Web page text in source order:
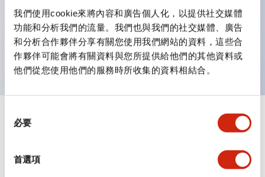
我們使用cookie來將內容和廣告個人化，以提供社交媒體
功能和分析我們的流量。我們也與我們的社交媒體、廣告
和分析合作夥伴分享有關您使用我們網站的資料，這些合
作夥伴可能會將有關資料與您所提供給他們的其他資料或
他們從您使用他們的服務時所收集的資料相結合。
必要
首選項
按鈕開關、選擇開關、帶鎖選擇開關最多3c接點。
邊框顏色有黑色與金屬色兩種。
LED照明帶來明亮且清晰的照明面
規格 顯示全部 +